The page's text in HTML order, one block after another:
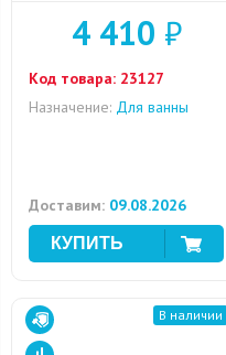
4 410 ₽
Код товара: 23127
Назначение: Для ванны
Доставим: 09.08.2026
В наличии